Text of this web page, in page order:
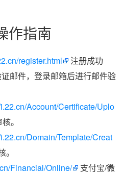
作指南
register.html
注册成功
邮件，登录邮箱后进行邮件验
Account/Certificate/Uplo
。
Domain/Template/Creat
Financial/Online/
支付宝/微